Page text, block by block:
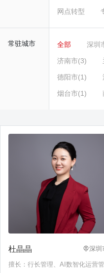
网点转型
常驻城市 全部 深圳
济南市(3)
德阳市(1)
烟台市(1)
杜晶晶 深圳
擅长：行长管理、AI数智化运营管